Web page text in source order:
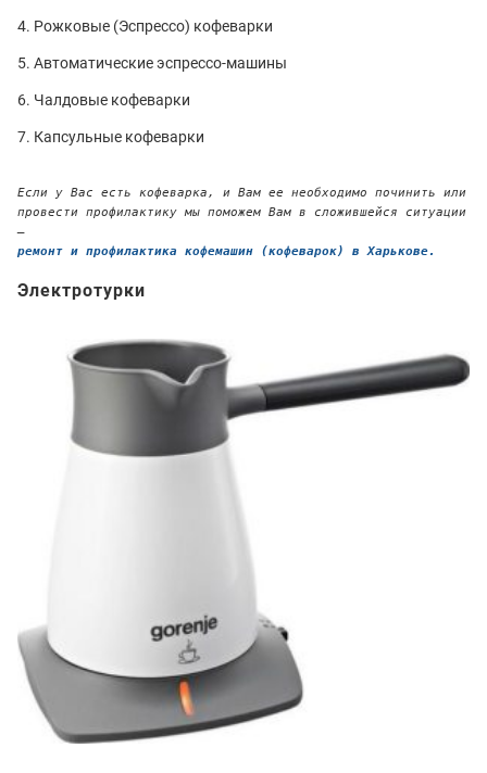
Рожковые (Эспрессо) кофеварки
Автоматические эспрессо-машины
Чалдовые кофеварки
Капсульные кофеварки
Если у Вас есть кофеварка, и Вам ее необходимо починить или
провести профилактику мы поможем Вам в сложившейся ситуации
—
ремонт и профилактика кофемашин (кофеварок) в Харькове.
Электротурки